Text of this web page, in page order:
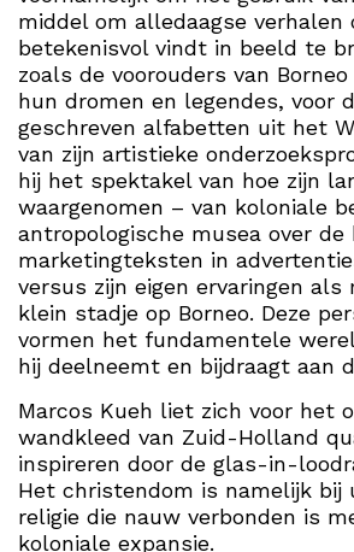
middel om alledaagse verhalen
betekenisvol vindt in beeld te
zoals de voorouders van
hun dromen en legendes, voor
geschreven alfabetten uit het
van zijn artistieke
hij het spektakel van hoe zijn
waargenomen – van koloniale
antropologische musea over
marketingteksten in
versus zijn eigen ervaringen als
klein stadje op Borneo. Deze
vormen het fundamentele
hij deelneemt en bijdraagt aan
Marcos Kueh liet zich voor het
wandkleed van Zuid-Holland
inspireren door de glas-in-
Het christendom is namelijk bij
religie die nauw verbonden is
koloniale expansie.